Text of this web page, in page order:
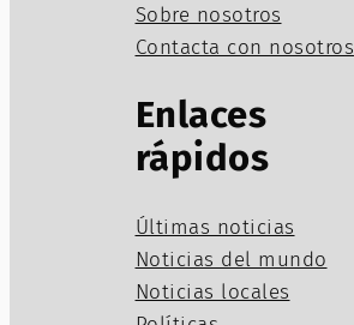
Sobre nosotros
Contacta con nosotros
Enlaces
rápidos
Últimas noticias
Noticias del mundo
Noticias locales